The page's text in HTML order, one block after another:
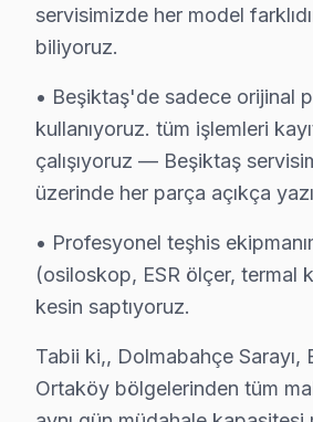
· Sanyo fabrika servis sertifikası
· Orijinal ve OEM yedek parça
· 2010'dan günümüze tüm
Beşiktaş Servis İstatistikleri
· Beşiktaş'de
· Müşteri memnuniyeti
· Ortalama tamir süresi:
2–3 iş
· Tüm işlemler2 yıl garantili
servisimizde her model
biliyoruz.
• Beşiktaş'de sadece orijinal
kullanıyoruz. tüm işlemleri
çalışıyoruz — Beşiktaş
üzerinde her parça açıkça
• Profesyonel teşhis
(osiloskop, ESR ölçer, termal
kesin saptıyoruz.
Tabii ki,, Dolmabahçe Sarayı,
Ortaköy bölgelerinden tüm